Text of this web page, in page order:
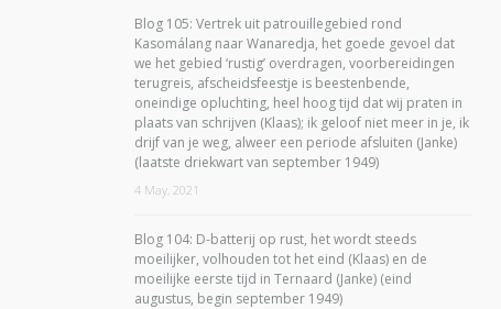
Blog 105: Vertrek uit patrouillegebied rond
Kasomálang naar Wanaredja, het goede gevoel dat
we het gebied ‘rustig’ overdragen, voorbereidingen
terugreis, afscheidsfeestje is beestenbende,
oneindige opluchting, heel hoog tijd dat wij praten in
plaats van schrijven (Klaas); ik geloof niet meer in je, ik
drijf van je weg, alweer een periode afsluiten (Janke)
(laatste driekwart van september 1949)
4 May, 2021
Blog 104: D-batterij op rust, het wordt steeds
moeilijker, volhouden tot het eind (Klaas) en de
moeilijke eerste tijd in Ternaard (Janke) (eind
augustus, begin september 1949)